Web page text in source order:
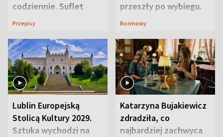
codziennie. Suflet
serowy zachwyca
Przepisy
przeszły po wybiegu.
Te stylizacje
Rozmowy
Lublin Europejską
Stolicą Kultury 2029.
Sztuka wychodzi na
Katarzyna Bujakiewicz
zdradziła, co
najbardziej zachwyca